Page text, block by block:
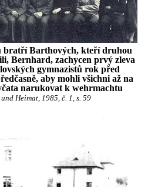
bratří Barthových, kteří druhou
Bernhard, zachycen prvý zleva
gymnazistů rok před
aby mohli všichni až na
narukovat k wehrmachtu
Heimat, 1985, č. 1, s. 59